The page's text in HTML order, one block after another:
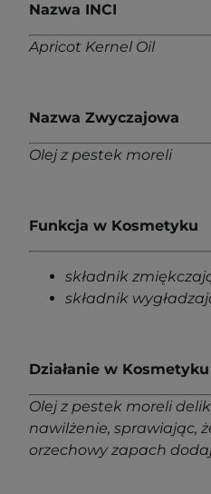
Nazwa INCI
Apricot Kernel Oil
Nazwa Zwyczajowa
Olej z pestek moreli
Funkcja w Kosmetyku
składnik
składnik
Działanie w Kosmetyku
Olej z pestek moreli
nawilżenie, sprawiając,
orzechowy zapach